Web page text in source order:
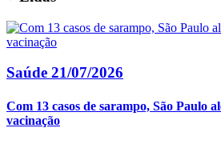
Saúde 21/07/2026
Com 13 casos de sarampo, São Paulo
vacinação